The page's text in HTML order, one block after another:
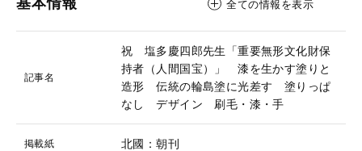
基本情報 全ての情報を表示
記事名
祝 塩多慶四郎先生「重要無形文化財保
持者（人間国宝）」 漆を生かす塗りと
造形 伝統の輪島塗に光差す 塗りっぱ
なし デザイン 刷毛・漆・手
掲載紙 北國：朝刊